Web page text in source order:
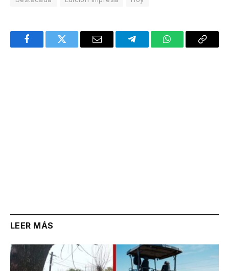
FacebookTwitter Email TelegramWhatsAppCopy
LEER MÁS